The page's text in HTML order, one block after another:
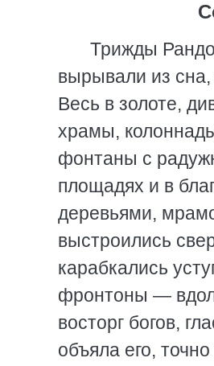
Трижды
вырывали из сна,
Весь в золоте,
храмы,
фонтаны с
площадях и в
деревьями,
выстроились
карабкались
фронтоны —
восторг богов,
объяла его,